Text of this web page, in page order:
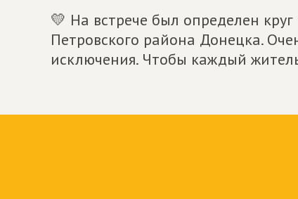
💛 На встрече был определен
Петровского района Донецка.
исключения. Чтобы каждый